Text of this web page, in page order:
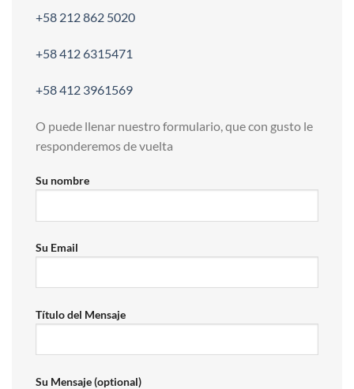
+58 212 862 5020
+58 412 6315471
+58 412 3961569
O puede llenar nuestro formulario, que con gusto le
responderemos de vuelta
Su nombre
Su Email
Título del Mensaje
Su Mensaje (optional)